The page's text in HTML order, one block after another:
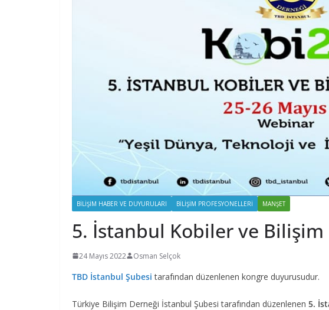
BILIŞIM HABER VE DUYURULARI BILIŞIM PROFESYONELLERI MANŞET
5. İstanbul Kobiler ve Bilişim
24 Mayıs 2022 Osman Selçok
TBD İstanbul Şubesi tarafından düzenlenen kongre duyurusudur.
Türkiye Bilişim Derneği İstanbul Şubesi tarafından düzenlenen 5.